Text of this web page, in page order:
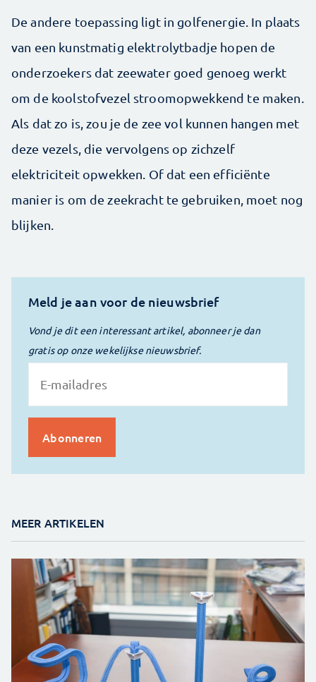
De andere toepassing ligt in golfenergie. In plaats
van een kunstmatig elektrolytbadje hopen de
onderzoekers dat zeewater goed genoeg werkt
om de koolstofvezel stroomopwekkend te maken.
Als dat zo is, zou je de zee vol kunnen hangen met
deze vezels, die vervolgens op zichzelf
elektriciteit opwekken. Of dat een efficiënte
manier is om de zeekracht te gebruiken, moet nog
blijken.
Meld je aan voor de nieuwsbrief
Vond je dit een interessant artikel, abonneer je dan
gratis op onze wekelijkse nieuwsbrief.
MEER ARTIKELEN